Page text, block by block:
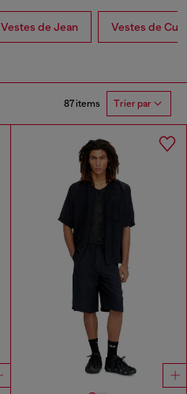
Vestes de Jean Vestes de Cuir
87 items Trier par